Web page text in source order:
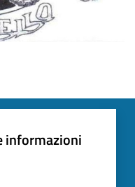
informazioni